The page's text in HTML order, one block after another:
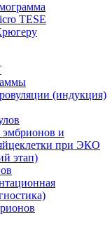
TESE
(индукция)
эмбрионов и
при ЭКО
этап)